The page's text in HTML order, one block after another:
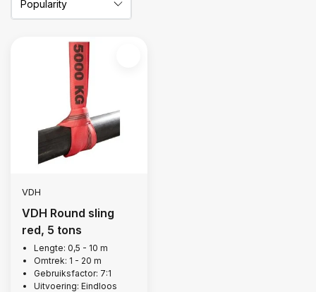
VDH
VDH Round sling
red, 5 tons
Lengte: 0,5 - 10 m
Omtrek: 1 - 20 m
Gebruiksfactor: 7:1
Uitvoering: Eindloos